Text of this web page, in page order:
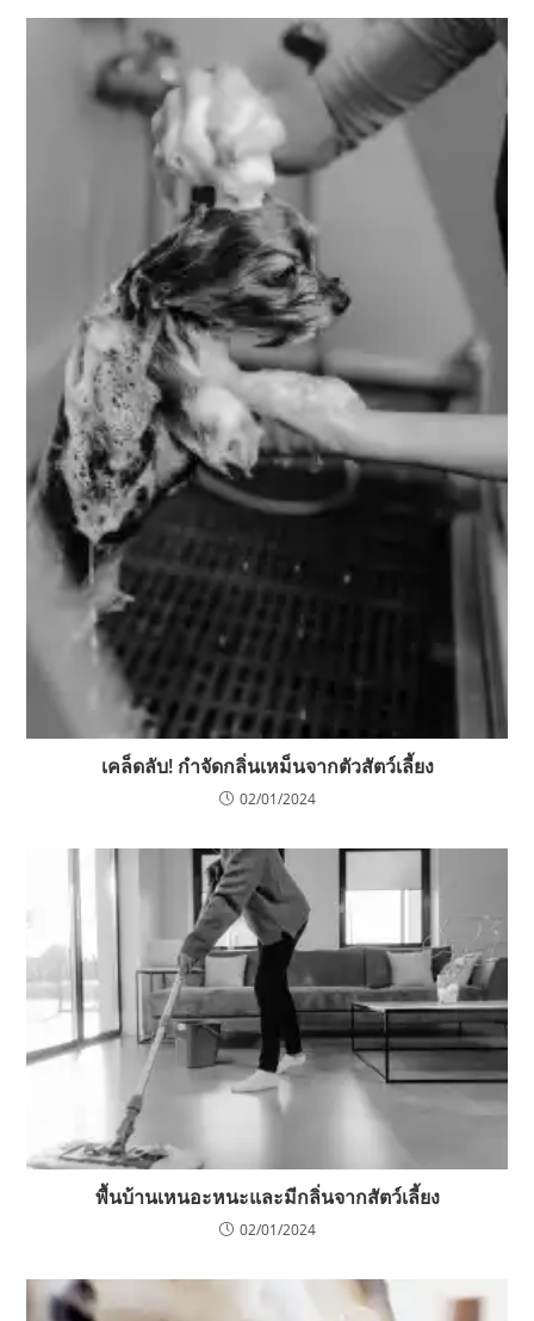
เคล็ดลับ! กำจัดกลิ่นเหม็นจากตัวสัตว์เลี้ยง
02/01/2024
พื้นบ้านเหนอะหนะและมีกลิ่นจากสัตว์เลี้ยง
02/01/2024